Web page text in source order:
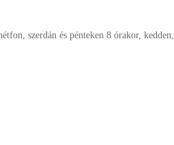
szerdán és pénteken 8 órakor, kedden,